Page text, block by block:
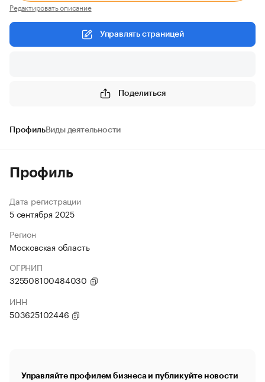
Редактировать описание
Управлять страницей
Поделиться
ПрофильВиды деятельности
Профиль
Дата регистрации
5 сентября 2025
Регион
Московская область
ОГРНИП
325508100484030
ИНН
503625102446
Управляйте профилем бизнеса и публикуйте новости